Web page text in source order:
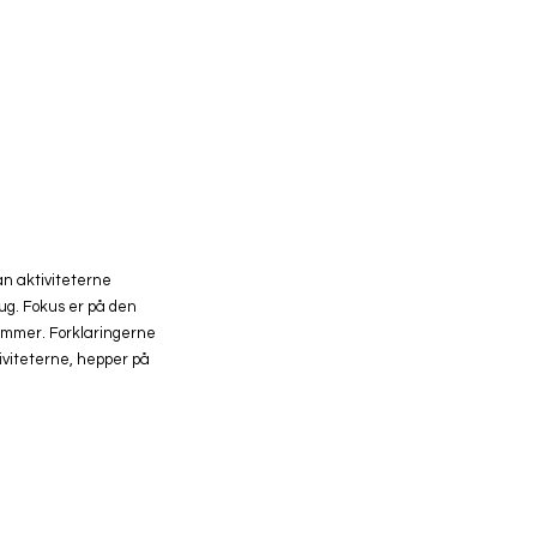
aktiviteterne
Fokus er på den
Forklaringerne
hepper på